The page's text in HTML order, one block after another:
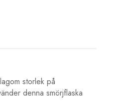
storlek på
denna smörjflaska